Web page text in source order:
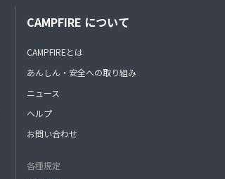
CAMPFIRE について
CAMPFIREとは
あんしん・安全への取り組み
ニュース
ヘルプ
お問い合わせ
各種規定